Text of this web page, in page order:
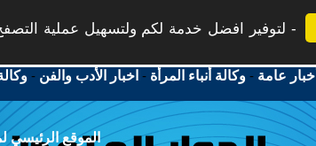
لتوفير افضل خدمة لكم ولتسهيل عملية
أخبار عامة -وكالة أنباء المرأة - اخبار الأدب والفن -
الموقع الرئيسي